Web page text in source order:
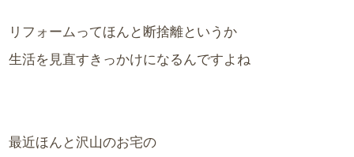
リフォームってほんと断捨離というか
生活を見直すきっかけになるんですよね
最近ほんと沢山のお宅の